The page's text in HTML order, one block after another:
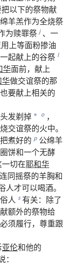
把以下的祭物献
绵羊羔作为全烧祭
为赎罪祭 j 、 一
用上等面粉掺油
一起献上的谷祭 l
华面前， 献上
做交谊祭的那
也要献上相关的
头发剃掉 * o ，
交谊祭的火中。
把煮好的 p 公绵羊
圈饼和一个无酵
一切在耶和华
连同摇祭的羊胸和
人才可以喝酒。
人 s 有关： 除了
献额外的祭物给
必须履行， 尊重跟
亚伦和他的
：